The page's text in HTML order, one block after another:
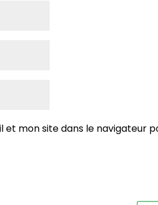
et mon site dans le navigateur